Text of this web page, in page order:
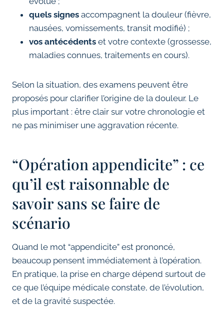
quels signes accompagnent la douleur (fièvre,
nausées, vomissements, transit modifié) ;
vos antécédents et votre contexte (grossesse,
maladies connues, traitements en cours).
Selon la situation, des examens peuvent être
proposés pour clarifier l’origine de la douleur. Le
plus important : être clair sur votre chronologie et
ne pas minimiser une aggravation récente.
“Opération appendicite” : ce
qu’il est raisonnable de
savoir sans se faire de
scénario
Quand le mot “appendicite” est prononcé,
beaucoup pensent immédiatement à l’opération.
En pratique, la prise en charge dépend surtout de
ce que l’équipe médicale constate, de l’évolution,
et de la gravité suspectée.